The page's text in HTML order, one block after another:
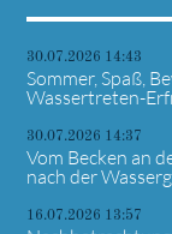
30.07.2026 14:43
Sommer, Spaß,
Wassertreten-
30.07.2026 14:37
Vom Becken an
nach der
16.07.2026 13:57